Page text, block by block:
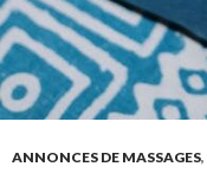
ANNONCES DE MASSAGES,